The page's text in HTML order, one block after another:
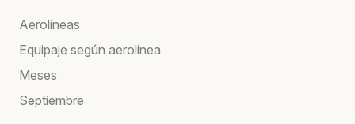
Aerolíneas
Equipaje según aerolínea
Meses
Septiembre